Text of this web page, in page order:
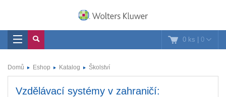
0 ks | 0
Domů Eshop Katalog Školství
Vzdělávací systémy v zahraničí: